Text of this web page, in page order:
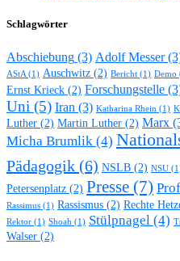
Schlagwörter
Abschiebung (3) Adolf Messer
AStA (1) Auschwitz (2) Bericht (1) Demo
Ernst Krieck (2) Forschungstelle
Uni (5) Iran (3) Katharina Rhein (1)
Luther (2) Martin Luther (2) Marx
Micha Brumlik (4)
Pädagogik (6) NSLB (2) NSU
Petersenplatz (2) Presse (7)
Rassimus (1) Rassismus (2) Rechte
Rektor (1) Shoah (1) Stülpnagel (4)
Walser (2)